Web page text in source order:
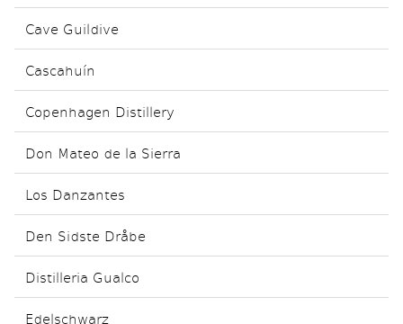
Cave Guildive
Cascahuín
Copenhagen Distillery
Don Mateo de la Sierra
Los Danzantes
Den Sidste Dråbe
Distilleria Gualco
Edelschwarz